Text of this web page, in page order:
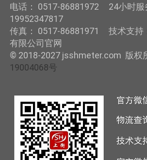
电话： 0517-86881972 24小时服
19952347817
传真： 0517-86881971 技术支持
有限公司官网
© 2018-2027 jsshmeter.com 版权
19004068号